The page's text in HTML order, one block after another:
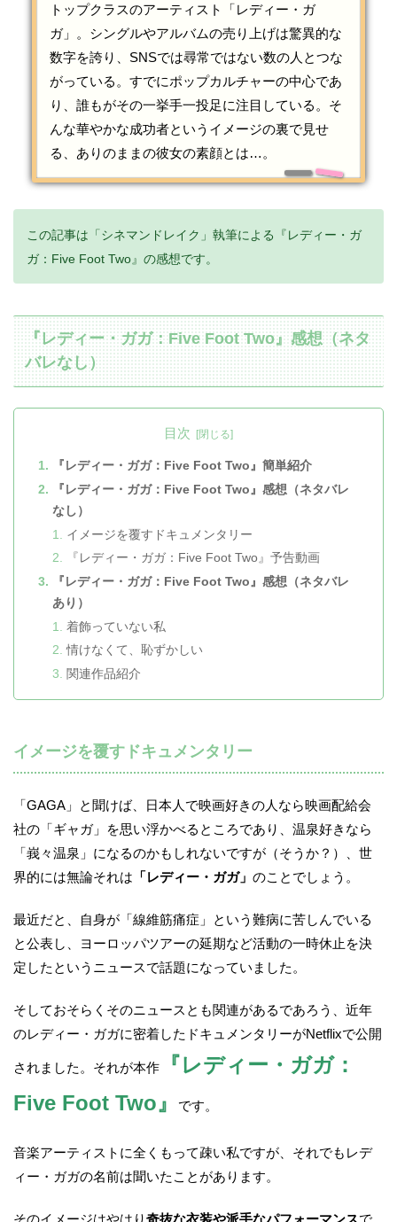
トップクラスのアーティスト「レディー・ガ
ガ」。シングルやアルバムの売り上げは驚異的な
数字を誇り、SNSでは尋常ではない数の人とつな
がっている。すでにポップカルチャーの中心であ
り、誰もがその一挙手一投足に注目している。そ
んな華やかな成功者というイメージの裏で見せ
る、ありのままの彼女の素顔とは…。
この記事は「シネマンドレイク」執筆による『レディー・ガ
ガ：Five Foot Two』の感想です。
『レディー・ガガ：Five Foot Two』感想（ネタ
バレなし）
目次
『レディー・ガガ：Five Foot Two』簡単紹介
『レディー・ガガ：Five Foot Two』感想（ネタバレ
なし）
イメージを覆すドキュメンタリー
『レディー・ガガ：Five Foot Two』予告動画
『レディー・ガガ：Five Foot Two』感想（ネタバレ
あり）
着飾っていない私
情けなくて、恥ずかしい
関連作品紹介
イメージを覆すドキュメンタリー
「GAGA」と聞けば、日本人で映画好きの人なら映画配給会
社の「ギャガ」を思い浮かべるところであり、温泉好きなら
「峩々温泉」になるのかもしれないですが（そうか？）、世
界的には無論それは 「レディー・ガガ」 のことでしょう。
最近だと、自身が「線維筋痛症」という難病に苦しんでいる
と公表し、ヨーロッパツアーの延期など活動の一時休止を決
定したというニュースで話題になっていました。
そしておそらくそのニュースとも関連があるであろう、近年
のレディー・ガガに密着したドキュメンタリーがNetflixで公開
されました。それが本作
『レディー・ガガ：
Five Foot Two』
です。
音楽アーティストに全くもって疎い私ですが、それでもレデ
ィー・ガガの名前は聞いたことがあります。